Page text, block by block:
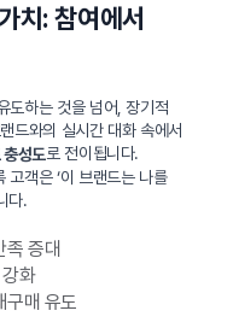
치: 참여에서
도하는 것을 넘어, 장기적
드와의 실시간 대화 속에서
충성도로 전이됩니다.
고객은 ‘이 브랜드는 나를
다.
족 증대
화
구매 유도